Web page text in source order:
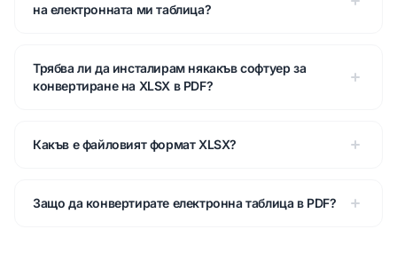
на електронната ми таблица?
Трябва ли да инсталирам някакъв софтуер за
конвертиране на XLSX в PDF?
Какъв е файловият формат XLSX?
Защо да конвертирате електронна таблица в PDF?